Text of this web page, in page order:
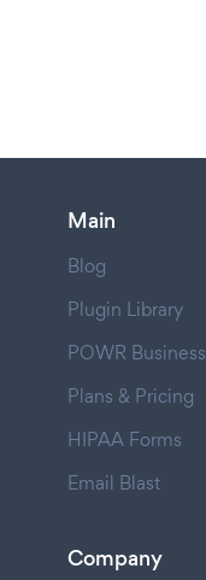
Main
Blog
Plugin Library
POWR Business
Plans & Pricing
HIPAA Forms
Email Blast
Company